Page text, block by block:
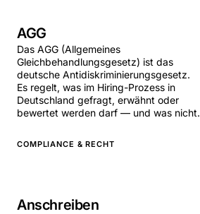
AGG
Das AGG (Allgemeines
Gleichbehandlungsgesetz) ist das
deutsche Antidiskriminierungsgesetz.
Es regelt, was im Hiring-Prozess in
Deutschland gefragt, erwähnt oder
bewertet werden darf — und was nicht.
COMPLIANCE & RECHT
Anschreiben